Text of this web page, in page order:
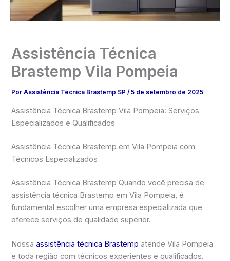
Assistência Técnica
Brastemp Vila Pompeia
PorAssistência Técnica Brastemp SP/5 de setembro de 2025
Assistência Técnica Brastemp Vila Pompeia: Serviços
Especializados e Qualificados
Assistência Técnica Brastemp em Vila Pompeia com
Técnicos Especializados
Assistência Técnica Brastemp Quando você precisa de
assistência técnica Brastemp em Vila Pompeia, é
fundamental escolher uma empresa especializada que
oferece serviços de qualidade superior.
Nossaassistência técnica Brastemp atende Vila Pompeia
e toda região com técnicos experientes e qualificados.